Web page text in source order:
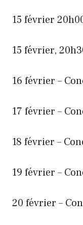
15 février
15 février,
16 février –
17 février –
18 février –
19 février –
20 février –